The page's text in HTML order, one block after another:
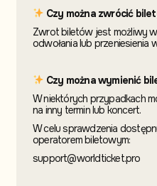
Czy można zwrócić
Zwrot biletów jest możliwy
odwołania lub przeniesienia
Czy można wymienić
W niektórych przypadkach
na inny terminlub koncert.
W celu sprawdzenia
operatorem biletowym:
support@worldticket.pro